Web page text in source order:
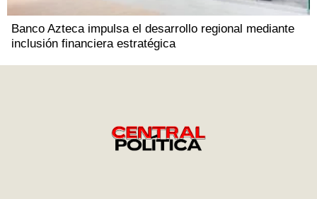
Banco Azteca impulsa el desarrollo regional mediante
inclusión financiera estratégica